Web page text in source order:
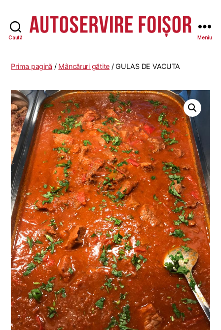
Caută Meniu
Prima pagină / Mâncăruri gătite / GULAS DE VACUTA